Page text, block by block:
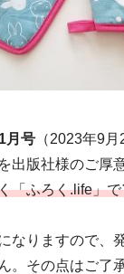
月号 （2023年9
出版社様のご厚
「ふろく.life」で
なりますので、
。その点はご了